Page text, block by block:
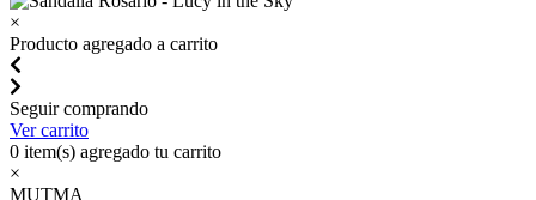
×
Producto agregado a carrito
Seguir comprando
Ver carrito
0 item(s) agregado tu carrito
×
MUTMA